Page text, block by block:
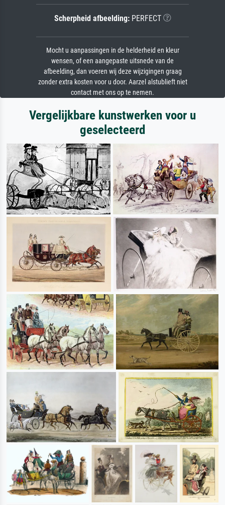
Scherpheid afbeelding:PERFECT
Mocht u aanpassingen in de helderheid en kleur
wensen, of een aangepaste uitsnede van de
afbeelding, dan voeren wij deze wijzigingen graag
zonder extra kosten voor u door. Aarzel alstublieft niet
contact met ons op te nemen.
Vergelijkbare kunstwerken voor u
geselecteerd